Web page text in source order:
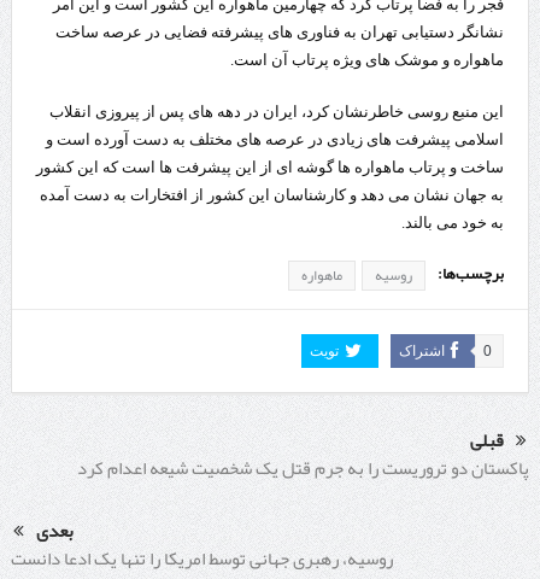
فجر را به فضا پرتاب کرد که چهارمین ماهواره این کشور است و این امر
نشانگر دستیابی تهران به فناوری های پیشرفته فضایی در عرصه ساخت
ماهواره و موشک های ویژه پرتاب آن است.
این منبع روسی خاطرنشان کرد، ایران در دهه های پس از پیروزی انقلاب
اسلامی پیشرفت های زیادی در عرصه های مختلف به دست آورده است و
ساخت و پرتاب ماهواره ها گوشه ای از این پیشرفت ها است که این کشور
به جهان نشان می دهد و کارشناسان این کشور از افتخارات به دست آمده
به خود می بالند.
برچسب‌ها: روسیه ماهواره
اشتراک 0 تویت
قبلی
پاکستان دو تروریست را به جرم قتل یک شخصیت شیعه اعدام کرد
بعدی
روسیه، رهبری جهانی توسط امریکا را تنها یک ادعا دانست